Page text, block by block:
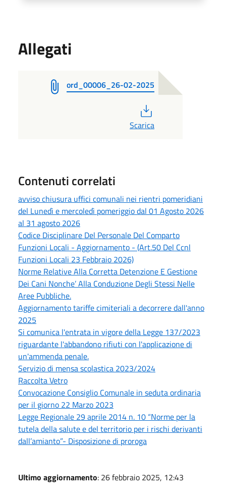
Allegati
ord_00006_26-02-2025
Scarica
Contenuti correlati
avviso chiusura uffici comunali nei rientri pomeridiani
del Lunedì e mercoledì pomeriggio dal 01 Agosto 2026
al 31 agosto 2026
Codice Disciplinare Del Personale Del Comparto
Funzioni Locali - Aggiornamento - (Art.50 Del Ccnl
Funzioni Locali 23 Febbraio 2026)
Norme Relative Alla Corretta Detenzione E Gestione
Dei Cani Nonche’ Alla Conduzione Degli Stessi Nelle
Aree Pubbliche.
Aggiornamento tariffe cimiteriali a decorrere dall'anno
2025
Si comunica l'entrata in vigore della Legge 137/2023
riguardante l'abbandono rifiuti con l'applicazione di
un'ammenda penale.
Servizio di mensa scolastica 2023/2024
Raccolta Vetro
Convocazione Consiglio Comunale in seduta ordinaria
per il giorno 22 Marzo 2023
Legge Regionale 29 aprile 2014 n. 10 “Norme per la
tutela della salute e del territorio per i rischi derivanti
dall’amianto”- Disposizione di proroga
Ultimo aggiornamento: 26 febbraio 2025, 12:43